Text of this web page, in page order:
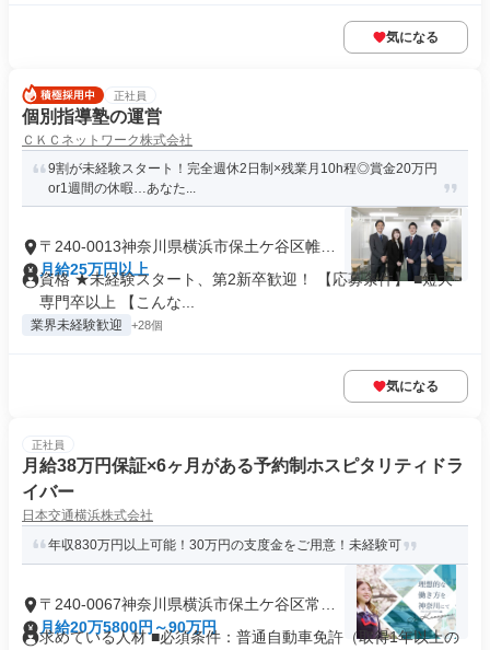
気になる
正社員
個別指導塾の運営
ＣＫＣネットワーク株式会社
9割が未経験スタート！完全週休2日制×残業月10h程◎賞金20万円
or1週間の休暇…あなた...
〒240-0013神奈川県横浜市保土ケ谷区帷子
町
月給25万円以上
資格 ★未経験スタート、第2新卒歓迎！ 【応募条件】 ■短大・
専門卒以上 【こんな...
業界未経験歓迎 +28個
気になる
正社員
月給38万円保証×6ヶ月がある予約制ホスピタリティドラ
イバー
日本交通横浜株式会社
年収830万円以上可能！30万円の支度金をご用意！未経験可
〒240-0067神奈川県横浜市保土ケ谷区常盤
台
月給20万5800円～90万円
求めている人材 ■必須条件：普通自動車免許（取得1年以上の